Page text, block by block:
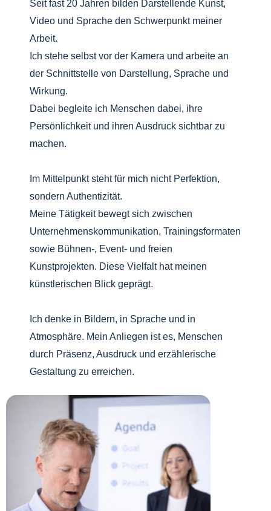
Seit fast 20 Jahren bilden Darstellende Kunst,
Video und Sprache den Schwerpunkt meiner
Arbeit.
Ich stehe selbst vor der Kamera und arbeite an
der Schnittstelle von Darstellung, Sprache und
Wirkung.
Dabei begleite ich Menschen dabei, ihre
Persönlichkeit und ihren Ausdruck sichtbar zu
machen.
Im Mittelpunkt steht für mich nicht Perfektion,
sondern Authentizität.
Meine Tätigkeit bewegt sich zwischen
Unternehmenskommunikation, Trainingsformaten
sowie Bühnen-, Event- und freien
Kunstprojekten. Diese Vielfalt hat meinen
künstlerischen Blick geprägt.
Ich denke in Bildern, in Sprache und in
Atmosphäre. Mein Anliegen ist es, Menschen
durch Präsenz, Ausdruck und erzählerische
Gestaltung zu erreichen.